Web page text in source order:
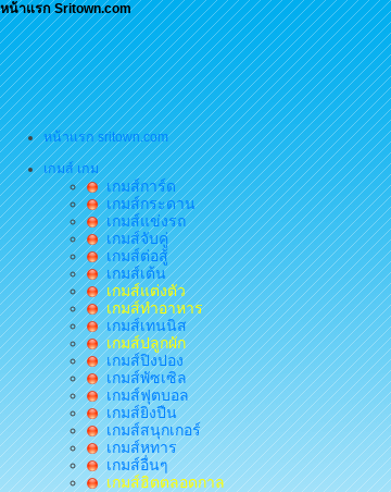
หน้าแรก Sritown.com
หน้าแรก sritown.com
เกมส์ เกม
เกมส์การ์ด
เกมส์กระดาน
เกมส์แข่งรถ
เกมส์จับคู่
เกมส์ต่อสู้
เกมส์เต้น
เกมส์แต่งตัว
เกมส์ทำอาหาร
เกมส์เทนนิส
เกมส์ปลูกผัก
เกมส์ปิงปอง
เกมส์พัซเซิล
เกมส์ฟุตบอล
เกมส์ยิงปืน
เกมส์สนุกเกอร์
เกมส์หทาร
เกมส์อื่นๆ
เกมส์ฮิตตลอดกาล